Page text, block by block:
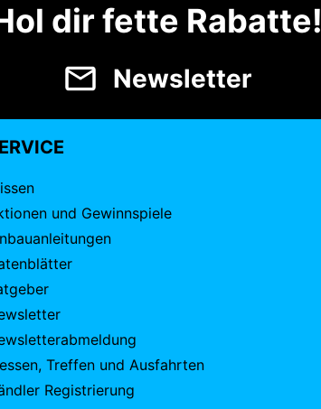
dir fette Rabatte!
Newsletter
und Gewinnspiele
Treffen und Ausfahrten
Registrierung